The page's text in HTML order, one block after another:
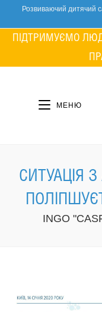
content
Розвиваючий дитячий
ПІДТРИМУЄМО
МЕНЮ
СИТУАЦІЯ З
INGO